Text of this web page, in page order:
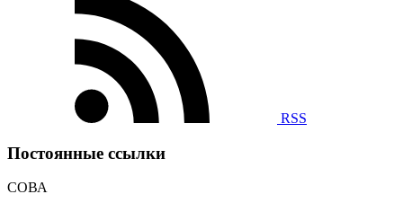
RSS
Постоянные ссылки
СОВА